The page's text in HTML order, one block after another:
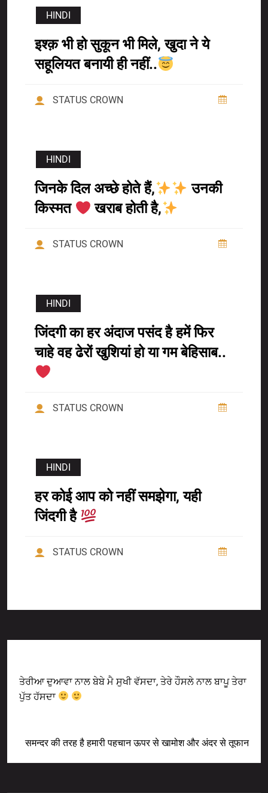
HINDI
इश्क़ भी हो सुकून भी मिले, खुदा ने ये
सहूलियत बनायी ही नहीं..
STATUS CROWN
HINDI
जिनके दिल अच्छे होते हैं,
उनकी
किस्मत
खराब होती है,
STATUS CROWN
HINDI
जिंदगी का हर अंदाज पसंद है हमें फिर
चाहे वह ढेरों खुशियां हो या गम बेहिसाब..
STATUS CROWN
HINDI
हर कोई आप को नहीं समझेगा, यही
जिंदगी है
STATUS CROWN
ਤੇਰੀਆ ਦੁਆਵਾ ਨਾਲ ਬੇਬੇ ਮੈ ਸੁਖੀ ਵੱਸਦਾ, ਤੇਰੇ ਹੌਸਲੇ ਨਾਲ ਬਾਪੂ ਤੇਰਾ
ਪੁੱਤ ਹੱਸਦਾ
समन्दर की तरह है हमारी पहचान ऊपर से खामोश और अंदर से तूफान